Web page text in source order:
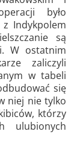
było
Indykpolem
są
W ostatnim
zaliczyli
w tabeli
się
niej nie tylko
którzy
ulubionych